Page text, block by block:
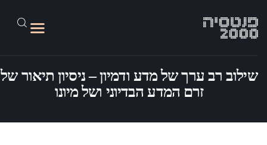
שילוב רב ערך של מדע ודמיון – ניסיון תיאור של
זרם המדע הבדיוני ושל מיונו